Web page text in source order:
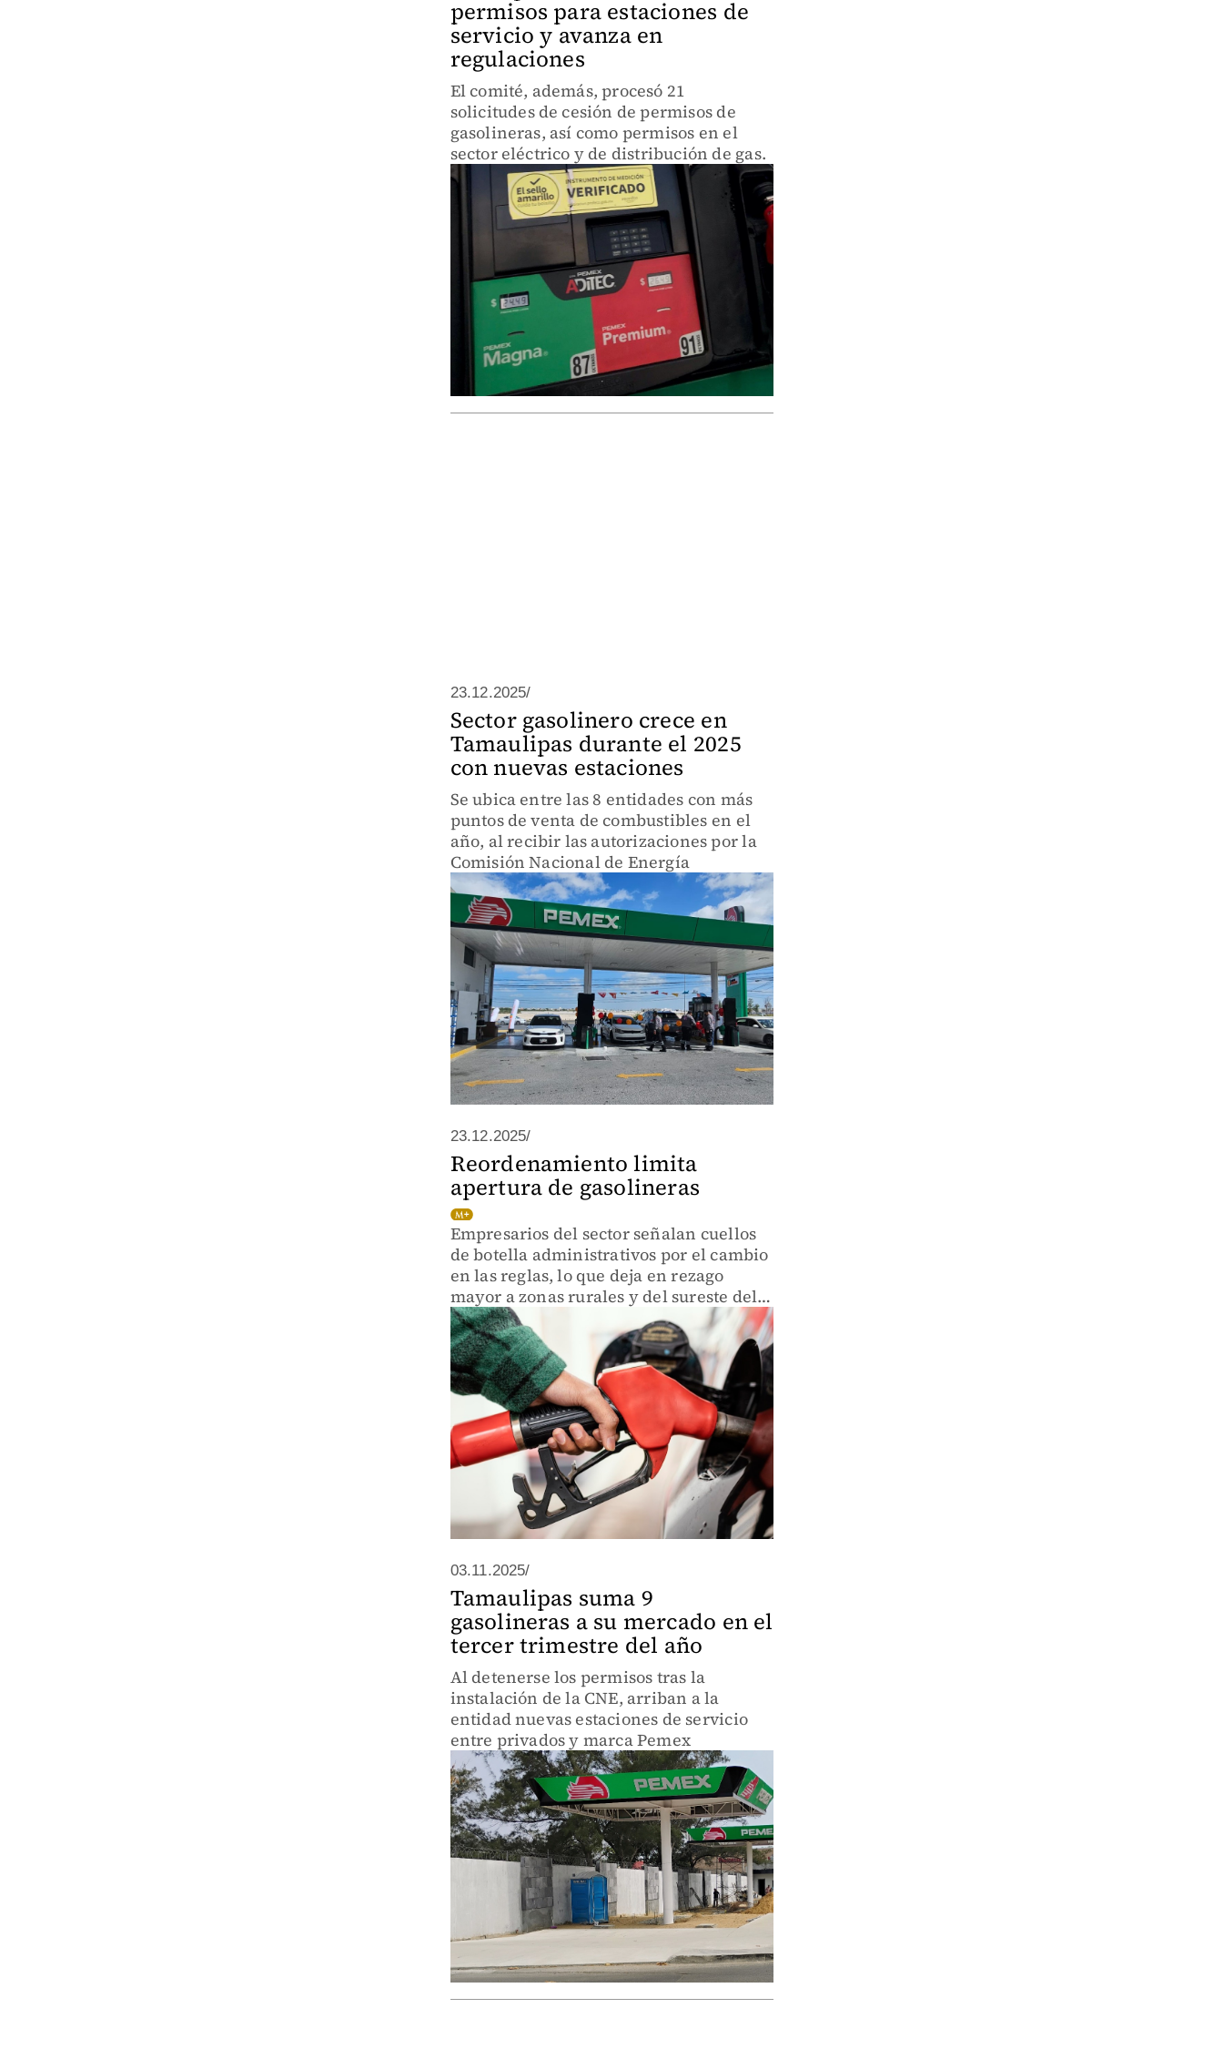
permisos para estaciones de
servicio y avanza en
regulaciones
El comité, además, procesó 21
solicitudes de cesión de permisos de
gasolineras, así como permisos en el
sector eléctrico y de distribución de gas.
23.12.2025/
Sector gasolinero crece en
Tamaulipas durante el 2025
con nuevas estaciones
Se ubica entre las 8 entidades con más
puntos de venta de combustibles en el
año, al recibir las autorizaciones por la
Comisión Nacional de Energía
23.12.2025/
Reordenamiento limita
apertura de gasolineras
Empresarios del sector señalan cuellos
de botella administrativos por el cambio
en las reglas, lo que deja en rezago
mayor a zonas rurales y del sureste del
país
03.11.2025/
Tamaulipas suma 9
gasolineras a su mercado en el
tercer trimestre del año
Al detenerse los permisos tras la
instalación de la CNE, arriban a la
entidad nuevas estaciones de servicio
entre privados y marca Pemex